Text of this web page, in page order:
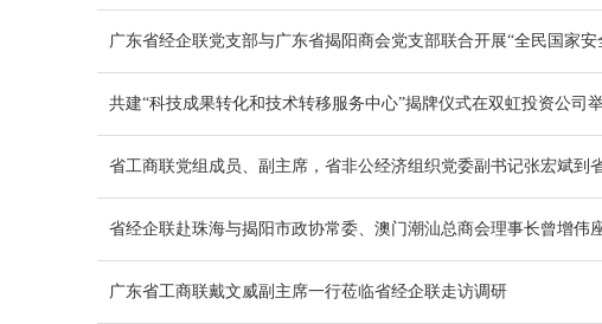
广东省经企联党支部与广东省揭阳商会党支部联合开展“全民国家
共建“科技成果转化和技术转移服务中心”揭牌仪式在双虹投资公司
省工商联党组成员、副主席，省非公经济组织党委副书记张宏斌到
省经企联赴珠海与揭阳市政协常委、澳门潮汕总商会理事长曾增伟
广东省工商联戴文威副主席一行莅临省经企联走访调研